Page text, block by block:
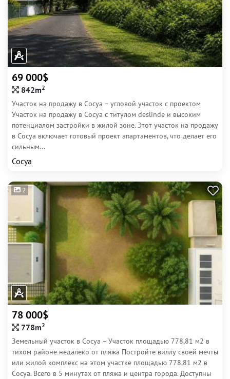
69 000$
842m2
Участок на продажу в Сосуа – угловой участок с проектом
Участок на продажу в Сосуа с титулом deslinde и высоким
потенциалом застройки в жилой зоне. Этот участок на продажу
в Сосуа включает готовый проект апартаментов, что делает его
сильным...
Сосуа
2
78 000$
778m2
Земельный участок в Сосуа – Участок площадью 778,81 м2 в
тихом районе недалеко от пляжа Постройте виллу своей мечты
или жилой комплекс на этом участке площадью 778,81 м2 в
Сосуа. Всего в 5 минутах от пляжа и центра города. Доступны